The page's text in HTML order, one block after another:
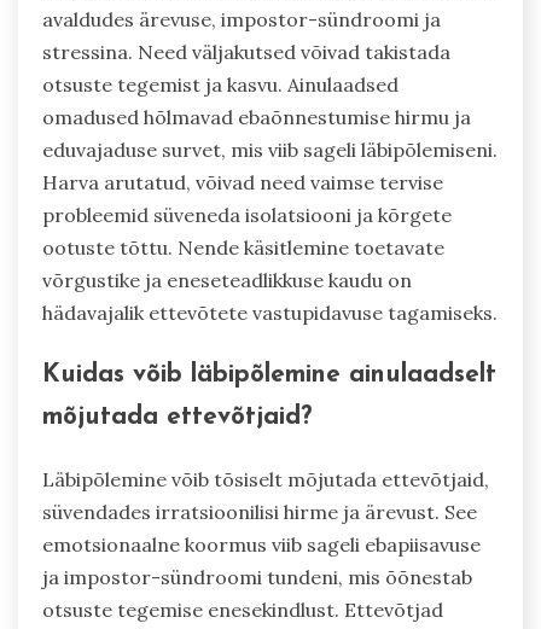
avaldudes ärevuse, impostor-sündroomi ja
stressina. Need väljakutsed võivad takistada
otsuste tegemist ja kasvu. Ainulaadsed
omadused hõlmavad ebaõnnestumise hirmu ja
eduvajaduse survet, mis viib sageli läbipõlemiseni.
Harva arutatud, võivad need vaimse tervise
probleemid süveneda isolatsiooni ja kõrgete
ootuste tõttu. Nende käsitlemine toetavate
võrgustike ja eneseteadlikkuse kaudu on
hädavajalik ettevõtete vastupidavuse tagamiseks.
Kuidas võib läbipõlemine ainulaadselt
mõjutada ettevõtjaid?
Läbipõlemine võib tõsiselt mõjutada ettevõtjaid,
süvendades irratsioonilisi hirme ja ärevust. See
emotsionaalne koormus viib sageli ebapiisavuse
ja impostor-sündroomi tundeni, mis õõnestab
otsuste tegemise enesekindlust. Ettevõtjad